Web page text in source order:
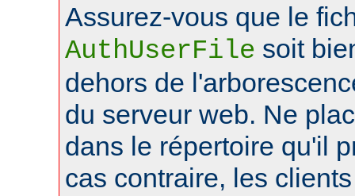
Assurez-vous que le
AuthUserFile soit
dehors de
du serveur web. Ne
dans le répertoire qu'il
cas contraire, les